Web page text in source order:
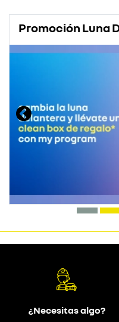
Promoción Luna
¿Necesitas algo?